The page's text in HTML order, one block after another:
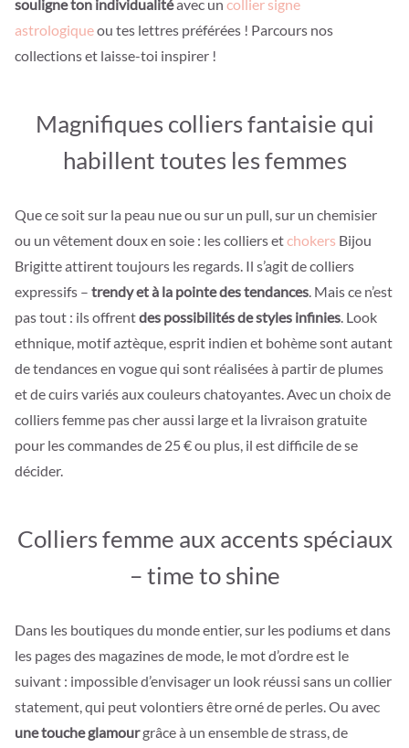
souligne ton individualitéavec un collier signe
astrologiqueou tes lettres préférées ! Parcours nos
collections et laisse-toi inspirer !
Magnifiques colliers fantaisie qui
habillent toutes les femmes
Que ce soit sur la peau nue ou sur un pull, sur un chemisier
ou un vêtement doux en soie : les colliers etchokers Bijou
Brigitte attirent toujours les regards. Il s’agit de colliers
expressifs – trendy et à la pointe des tendances. Mais ce n’est
pas tout : ils offrentdes possibilités de styles infinies. Look
ethnique, motif aztèque, esprit indien et bohème sont autant
de tendances en vogue qui sont réalisées à partir de plumes
et de cuirs variés aux couleurs chatoyantes. Avec un choix de
colliers femme pas cher aussi large et la livraison gratuite
pour les commandes de 25 € ou plus, il est difficile de se
décider.
Colliers femme aux accents spéciaux
– time to shine
Dans les boutiques du monde entier, sur les podiums et dans
les pages des magazines de mode, le mot d’ordre est le
suivant : impossible d’envisager un look réussi sans un collier
statement, qui peut volontiers être orné de perles. Ou avec
une touche glamourgrâce à un ensemble de strass, de